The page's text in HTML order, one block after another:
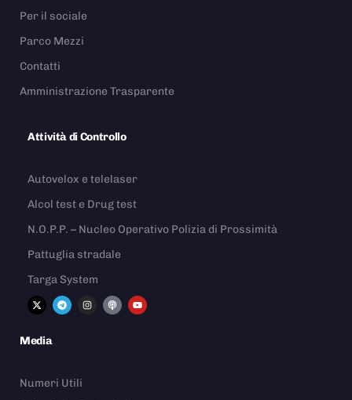
Per il sociale
Parco Mezzi
Contatti
Amministrazione Trasparente
Attività di Controllo
Autovelox e telelaser
Alcol test e Drug test
N.O.P.P. – Nucleo Operativo Polizia di Prossimità
Pattuglia stradale
Targa System
Media
Numeri Utili